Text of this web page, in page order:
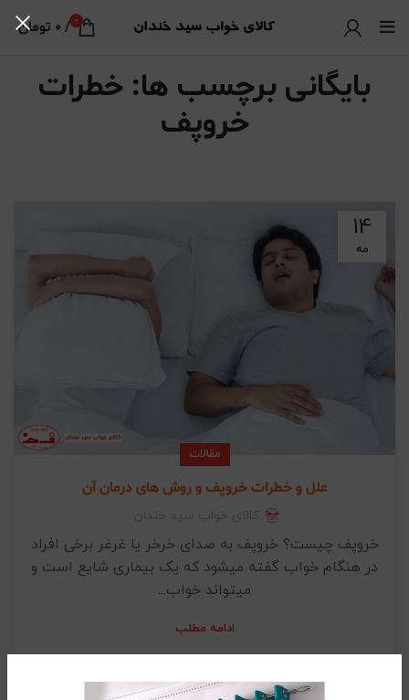
0
/
0 تومان
بایگانی برچسب ها: خطرات
خروپف
14
مه
مقالات
علل و خطرات خروپف و روش های درمان آن
خروپف چیست؟ خروپف به صدای خرخر یا غرغر برخی افراد
در هنگام خواب گفته میشود که یک بیماری شایع است و
میتواند خواب...
ادامه مطلب